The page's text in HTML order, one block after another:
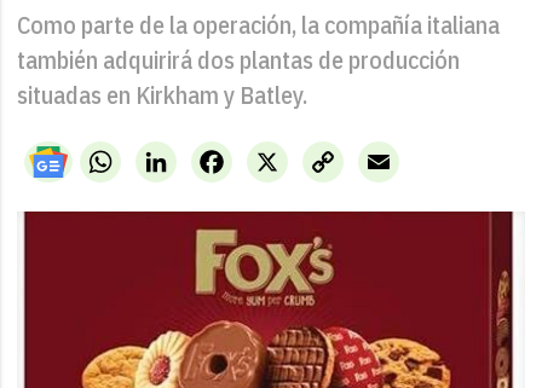
Como parte de la operación, la compañía italiana
también adquirirá dos plantas de producción
situadas en Kirkham y Batley.
WhatsAppLinkedIn X
Facebook
Copy
Link
Email